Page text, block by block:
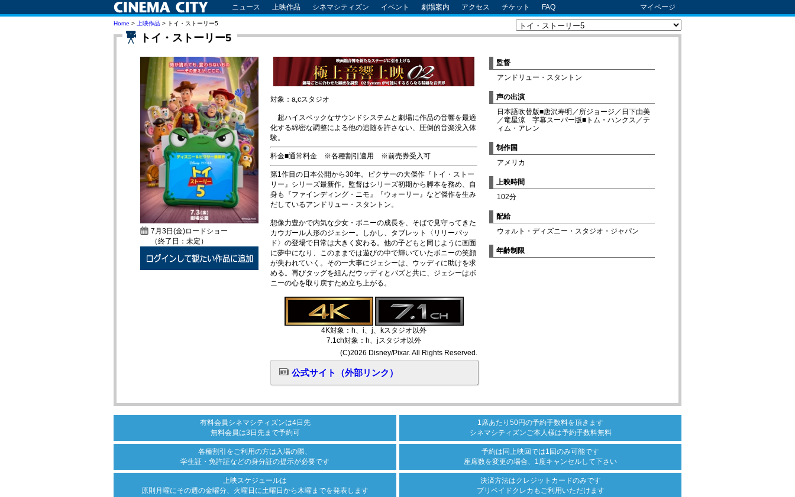
ニュース 上映作品 シネマシティズン イベント 劇場案内 アクセス チケット FAQ マイページ
Home > 上映作品 > トイ・ストーリー5
トイ・ストーリー5
7月3日(金)ロードショー
（終了日：未定）
対象：a,cスタジオ
超ハイスペックなサウンドシステムと劇場に作品の音響を最適
化する綿密な調整による他の追随を許さない、圧倒的音楽没入体
験。
料金■通常料金 ※各種割引適用 ※前売券受入可
第1作目の日本公開から30年。ピクサーの大傑作『トイ・ストー
リー』シリーズ最新作。監督はシリーズ初期から脚本を務め、自
身も『ファインディング・ニモ』『ウォーリー』など傑作を生み
だしているアンドリュー・スタントン。
想像力豊かで内気な少女・ボニーの成長を、そばで見守ってきた
カウガール人形のジェシー。しかし、タブレット〈リリーパッ
ド〉の登場で日常は大きく変わる。他の子どもと同じように画面
に夢中になり、このままでは遊びの中で輝いていたボニーの笑顔
が失われていく。その一大事にジェシーは、ウッディに助けを求
める。再びタッグを組んだウッディとバズと共に、ジェシーはボ
ニーの心を取り戻すため立ち上がる。
4K対象：h、i、j、kスタジオ以外
7.1ch対象：h、jスタジオ以外
(C)2026 Disney/Pixar. All Rights Reserved.
公式サイト（外部リンク）
監督
アンドリュー・スタントン
声の出演
日本語吹替版■唐沢寿明／所ジョージ／日下由美
／竜星涼 字幕スーパー版■トム・ハンクス／テ
ィム・アレン
制作国
アメリカ
上映時間
102分
配給
ウォルト・ディズニー・スタジオ・ジャパン
年齢制限
有料会員シネマシティズンは4日先
無料会員は3日先まで予約可
1席あたり50円の予約手数料を頂きます
シネマシティズンご本人様は予約手数料無料
各種割引をご利用の方は 入場の際、
学生証・免許証などの身分証の提示が必要です
予約は同上映回では1回のみ可能です
座席数を変更の場合、 1度キャンセルして下さい
上映スケジュールは
原則月曜にその週の金曜分、 火曜日に土曜日から木曜までを発表します
決済方法はクレジットカードのみです
プリペイドクレカも ご利用いただけます